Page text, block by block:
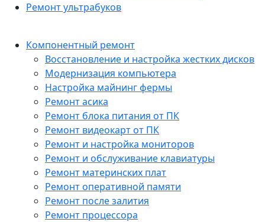
Ремонт ультрабуков
Компонентный ремонт
Восстановление и настройка жестких дисков
Модернизация компьютера
Настройка майнинг фермы
Ремонт асика
Ремонт блока питания от ПК
Ремонт видеокарт от ПК
Ремонт и настройка мониторов
Ремонт и обслуживание клавиатуры
Ремонт материнских плат
Ремонт оперативной памяти
Ремонт после залития
Ремонт процессора